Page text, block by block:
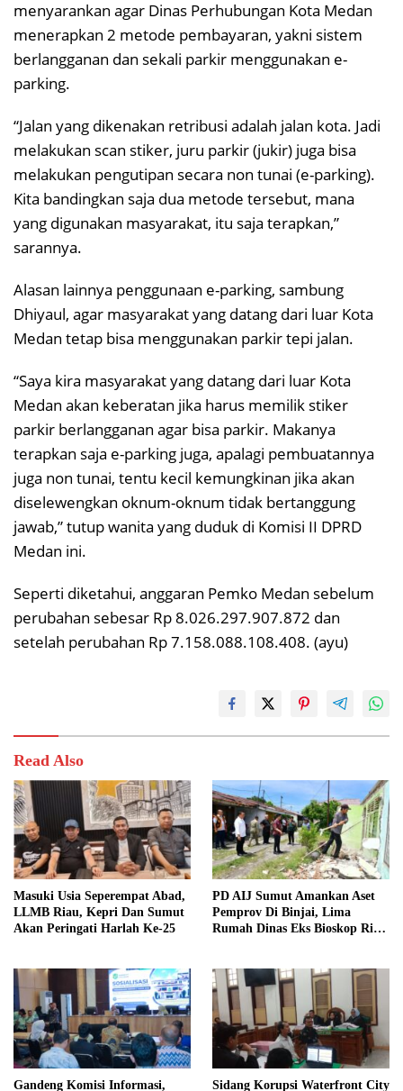
menyarankan agar Dinas Perhubungan Kota Medan
menerapkan 2 metode pembayaran, yakni sistem
berlangganan dan sekali parkir menggunakan e-
parking.
“Jalan yang dikenakan retribusi adalah jalan kota. Jadi
melakukan scan stiker, juru parkir (jukir) juga bisa
melakukan pengutipan secara non tunai (e-parking).
Kita bandingkan saja dua metode tersebut, mana
yang digunakan masyarakat, itu saja terapkan,”
sarannya.
Alasan lainnya penggunaan e-parking, sambung
Dhiyaul, agar masyarakat yang datang dari luar Kota
Medan tetap bisa menggunakan parkir tepi jalan.
“Saya kira masyarakat yang datang dari luar Kota
Medan akan keberatan jika harus memilik stiker
parkir berlangganan agar bisa parkir. Makanya
terapkan saja e-parking juga, apalagi pembuatannya
juga non tunai, tentu kecil kemungkinan jika akan
diselewengkan oknum-oknum tidak bertanggung
jawab,” tutup wanita yang duduk di Komisi II DPRD
Medan ini.
Seperti diketahui, anggaran Pemko Medan sebelum
perubahan sebesar Rp 8.026.297.907.872 dan
setelah perubahan Rp 7.158.088.108.408. (ayu)
Read Also
Masuki Usia Seperempat Abad,
LLMB Riau, Kepri Dan Sumut
Akan Peringati Harlah Ke-25
PD AIJ Sumut Amankan Aset
Pemprov Di Binjai, Lima
Rumah Dinas Eks Bioskop Ria
Gandeng Komisi Informasi, Sidang Korupsi Waterfront City